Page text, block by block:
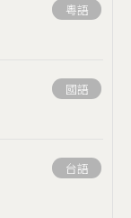
粵語
國語
台語